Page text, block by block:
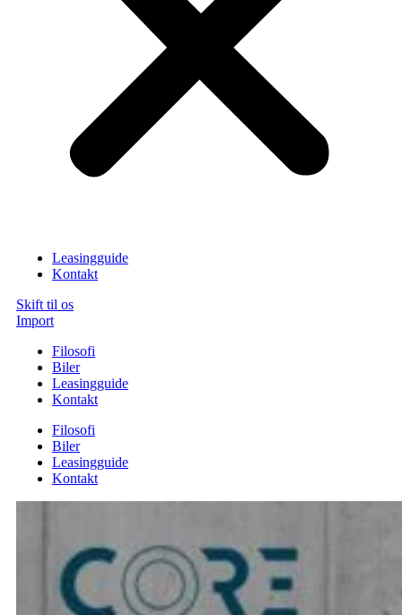
Leasingguide
Kontakt
Skift til os
Import
Filosofi
Biler
Leasingguide
Kontakt
Filosofi
Biler
Leasingguide
Kontakt